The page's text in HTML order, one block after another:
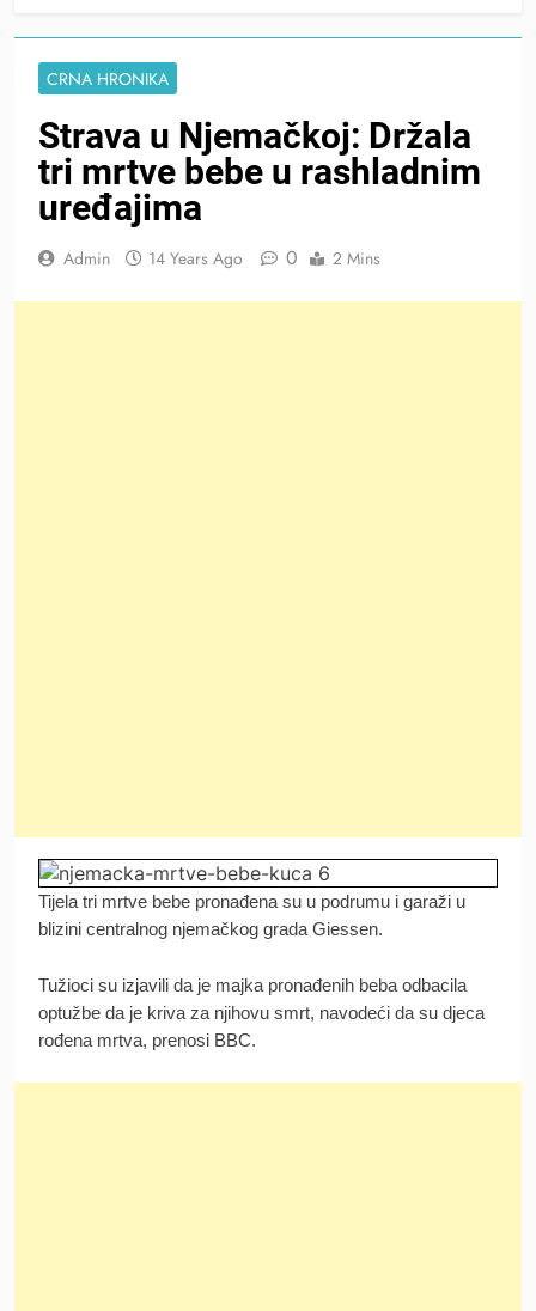
CRNA HRONIKA
Strava u Njemačkoj: Držala
tri mrtve bebe u rashladnim
uređajima
Admin 14 Years Ago 0 2 Mins
Tijela tri mrtve bebe pronađena su u podrumu i garaži u
blizini centralnog njemačkog grada Giessen.
Tužioci su izjavili da je majka pronađenih beba odbacila
optužbe da je kriva za njihovu smrt, navodeći da su djeca
rođena mrtva, prenosi BBC.